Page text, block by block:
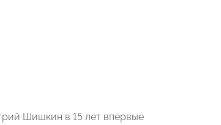
Шишкин в 15 лет впервые